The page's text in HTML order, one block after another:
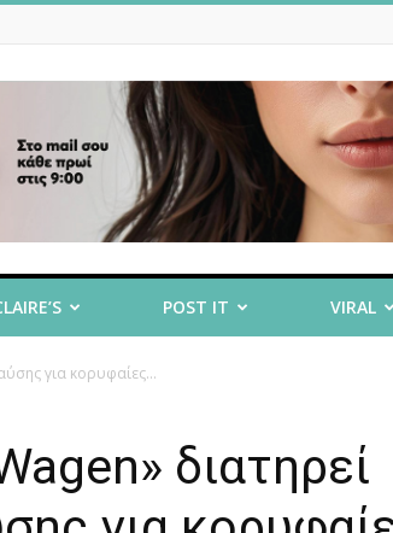
POST IT VIRAL
για κορυφαίες...
διατηρεί